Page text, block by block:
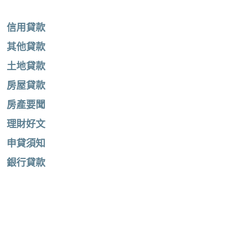
信用貸款
其他貸款
土地貸款
房屋貸款
房產要聞
理財好文
申貸須知
銀行貸款